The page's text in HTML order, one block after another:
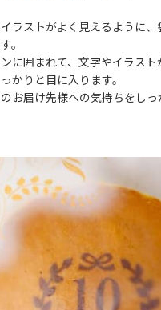
ラストがよく見えるように、
。
に囲まれて、文字やイラスト
かりと目に入ります。
お届け先様への気持ちをし